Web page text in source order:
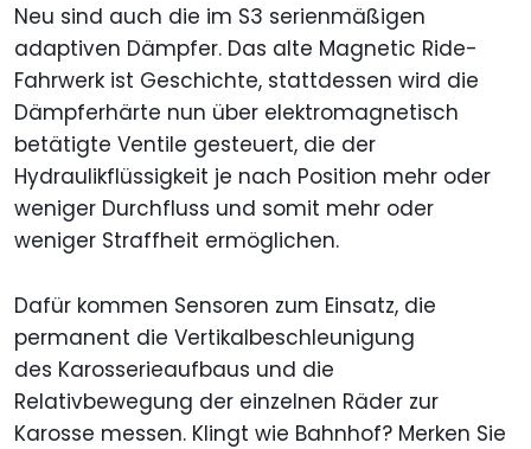
Neu sind auch die im S3 serienmäßigen
adaptiven Dämpfer. Das alte Magnetic Ride-
Fahrwerk ist Geschichte, stattdessen wird die
Dämpferhärte nun über elektromagnetisch
betätigte Ventile gesteuert, die der
Hydraulikflüssigkeit je nach Position mehr oder
weniger Durchfluss und somit mehr oder
weniger Straffheit ermöglichen.
Dafür kommen Sensoren zum Einsatz, die
permanent die Vertikalbeschleunigung
des Karosserieaufbaus und die
Relativbewegung der einzelnen Räder zur
Karosse messen. Klingt wie Bahnhof? Merken Sie